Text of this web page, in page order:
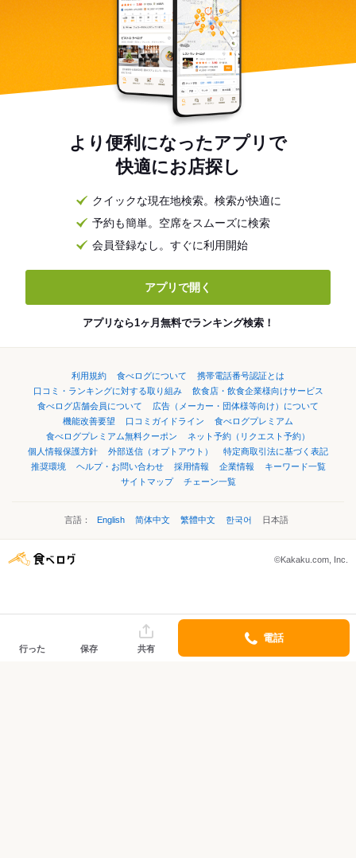
より便利になったアプリで
快適にお店探し
クイックな現在地検索。検索が快適に
予約も簡単。空席をスムーズに検索
会員登録なし。すぐに利用開始
アプリで開く
アプリなら1ヶ月無料でランキング検索！
利用規約 食べログについて
携帯電話番号認証とは
口コミ・ランキングに対する取り組み
飲食店・飲食企業様向けサービス
食べログ店舗会員について
広告（メーカー・団体様等向け）について
機能改善要望
口コミガイドライン
食べログプレミアム
食べログプレミアム無料クーポン
ネット予約（リクエスト予約）
個人情報保護方針
外部送信（オプトアウト）
特定商取引法に基づく表記
推奨環境
ヘルプ・お問い合わせ 採用情報 企業情報
キーワード一覧
サイトマップ
チェーン一覧
言語： English 简体中文 繁體中文 한국어 日本語
©Kakaku.com, Inc.
行った 保存 共有
電話